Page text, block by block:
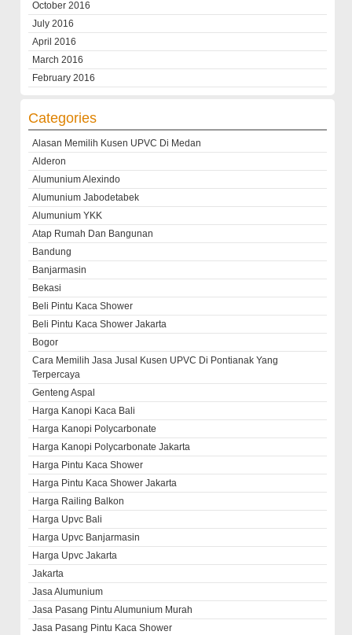
October 2016
July 2016
April 2016
March 2016
February 2016
Categories
Alasan Memilih Kusen UPVC Di Medan
Alderon
Alumunium Alexindo
Alumunium Jabodetabek
Alumunium YKK
Atap Rumah Dan Bangunan
Bandung
Banjarmasin
Bekasi
Beli Pintu Kaca Shower
Beli Pintu Kaca Shower Jakarta
Bogor
Cara Memilih Jasa Jusal Kusen UPVC Di Pontianak Yang
Terpercaya
Genteng Aspal
Harga Kanopi Kaca Bali
Harga Kanopi Polycarbonate
Harga Kanopi Polycarbonate Jakarta
Harga Pintu Kaca Shower
Harga Pintu Kaca Shower Jakarta
Harga Railing Balkon
Harga Upvc Bali
Harga Upvc Banjarmasin
Harga Upvc Jakarta
Jakarta
Jasa Alumunium
Jasa Pasang Pintu Alumunium Murah
Jasa Pasang Pintu Kaca Shower